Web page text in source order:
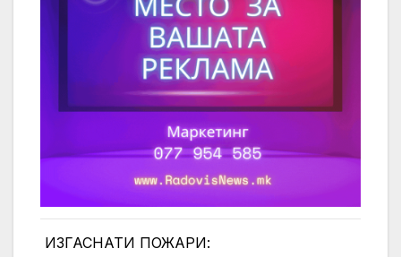
ИЗГАСНАТИ ПОЖАРИ: